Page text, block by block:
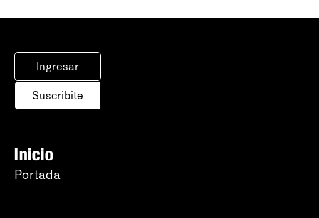
Ingresar
Suscribite
Inicio
Portada